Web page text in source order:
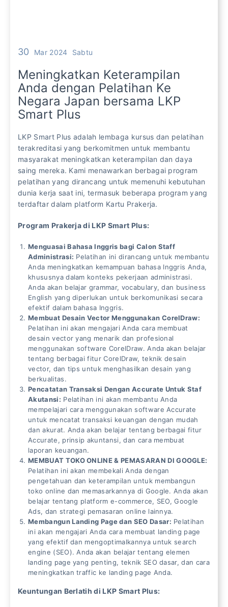
30 Mar 2024 Sabtu
Meningkatkan Keterampilan
Anda dengan Pelatihan Ke
Negara Japan bersama LKP
Smart Plus
LKP Smart Plus adalah lembaga kursus dan pelatihan
terakreditasi yang berkomitmen untuk membantu
masyarakat meningkatkan keterampilan dan daya
saing mereka. Kami menawarkan berbagai program
pelatihan yang dirancang untuk memenuhi kebutuhan
dunia kerja saat ini, termasuk beberapa program yang
terdaftar dalam platform Kartu Prakerja.
Program Prakerja di LKP Smart Plus:
Menguasai Bahasa Inggris bagi Calon Staff
Administrasi: Pelatihan ini dirancang untuk membantu
Anda meningkatkan kemampuan bahasa Inggris Anda,
khususnya dalam konteks pekerjaan administrasi.
Anda akan belajar grammar, vocabulary, dan business
English yang diperlukan untuk berkomunikasi secara
efektif dalam bahasa Inggris.
Membuat Desain Vector Menggunakan CorelDraw:
Pelatihan ini akan mengajari Anda cara membuat
desain vector yang menarik dan profesional
menggunakan software CorelDraw. Anda akan belajar
tentang berbagai fitur CorelDraw, teknik desain
vector, dan tips untuk menghasilkan desain yang
berkualitas.
Pencatatan Transaksi Dengan Accurate Untuk Staf
Akutansi: Pelatihan ini akan membantu Anda
mempelajari cara menggunakan software Accurate
untuk mencatat transaksi keuangan dengan mudah
dan akurat. Anda akan belajar tentang berbagai fitur
Accurate, prinsip akuntansi, dan cara membuat
laporan keuangan.
MEMBUAT TOKO ONLINE & PEMASARAN DI GOOGLE:
Pelatihan ini akan membekali Anda dengan
pengetahuan dan keterampilan untuk membangun
toko online dan memasarkannya di Google. Anda akan
belajar tentang platform e-commerce, SEO, Google
Ads, dan strategi pemasaran online lainnya.
Membangun Landing Page dan SEO Dasar: Pelatihan
ini akan mengajari Anda cara membuat landing page
yang efektif dan mengoptimalkannya untuk search
engine (SEO). Anda akan belajar tentang elemen
landing page yang penting, teknik SEO dasar, dan cara
meningkatkan traffic ke landing page Anda.
Keuntungan Berlatih di LKP Smart Plus: